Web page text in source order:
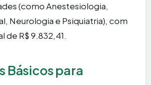
(como Anestesiologia,
Neurologia e Psiquiatria), com
de R$ 9.832,41.
Básicos para